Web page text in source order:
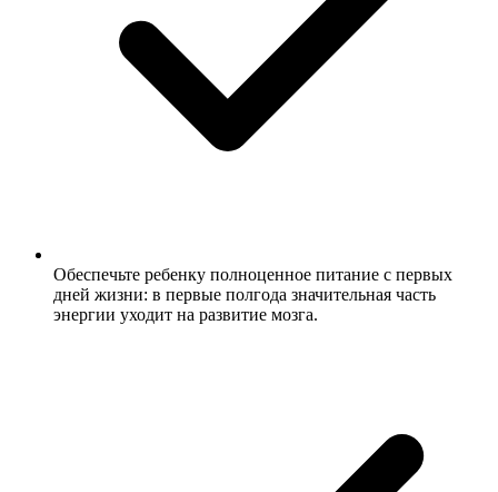
Обеспечьте ребенку полноценное питание с первых
дней жизни: в первые полгода значительная часть
энергии уходит на развитие мозга.